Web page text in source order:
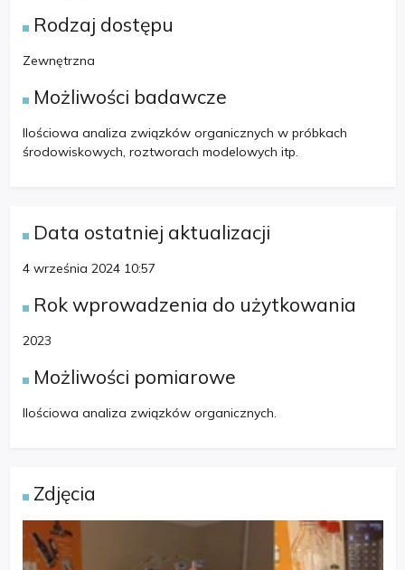
Rodzaj dostępu
Zewnętrzna
Możliwości badawcze
Ilościowa analiza związków organicznych w próbkach
środowiskowych, roztworach modelowych itp.
Data ostatniej aktualizacji
4 września 2024 10:57
Rok wprowadzenia do użytkowania
2023
Możliwości pomiarowe
Ilościowa analiza związków organicznych.
Zdjęcia